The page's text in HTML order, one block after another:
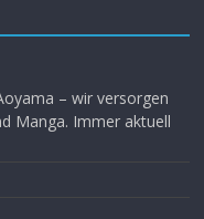
– wir versorgen
Manga. Immer aktuell